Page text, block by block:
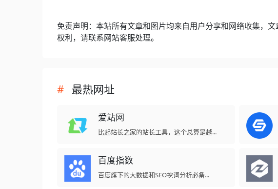
免责声明：本站所有文章和图片均来自用户分享和网络收集，
权利，请联系网站客服处理。
最热网址
爱站网
比起站长之家的站长工具，这个总算是越...
百度指数
百度旗下的大数据和SEO挖词分析必备...